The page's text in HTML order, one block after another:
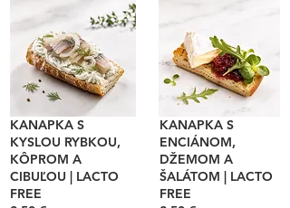
KANAPKA S
KYSLOU RYBKOU,
KÔPROM A
CIBUĽOU | LACTO
FREE
KANAPKA S
ENCIÁNOM,
DŽEMOM A
ŠALÁTOM | LACTO
FREE